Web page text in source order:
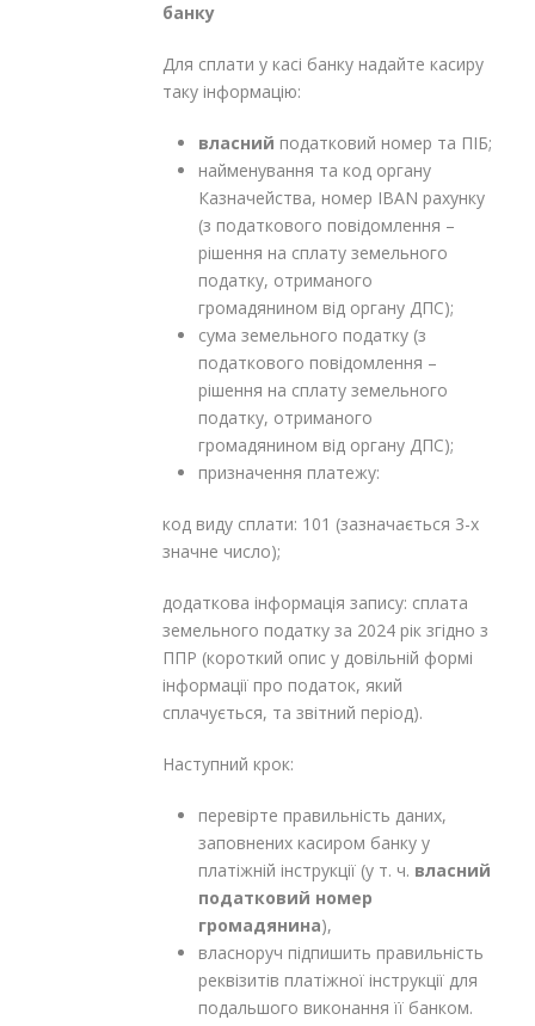
банку
Для сплати у касі банку надайте касиру
таку інформацію:
власний податковий номер та ПІБ;
найменування та код органу
Казначейства, номер ІВАN рахунку
(з податкового повідомлення –
рішення на сплату земельного
податку, отриманого
громадянином від органу ДПС);
сума земельного податку (з
податкового повідомлення –
рішення на сплату земельного
податку, отриманого
громадянином від органу ДПС);
призначення платежу:
код виду сплати: 101 (зазначається 3-х
значне число);
додаткова інформація запису: сплата
земельного податку за 2024 рік згідно з
ППР (короткий опис у довільній формі
інформації про податок, який
сплачується, та звітний період).
Наступний крок:
перевірте правильність даних,
заповнених касиром банку у
платіжній інструкції (у т. ч. власний
податковий номер
громадянина),
власноруч підпишить правильність
реквізитів платіжної інструкції для
подальшого виконання її банком.